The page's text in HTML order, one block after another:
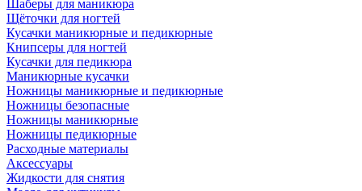
Шаберы для маникюра
Щёточки для ногтей
Кусачки маникюрные и педикюрные
Книпсеры для ногтей
Кусачки для педикюра
Маникюрные кусачки
Ножницы маникюрные и педикюрные
Ножницы безопасные
Ножницы маникюрные
Ножницы педикюрные
Расходные материалы
Аксессуары
Жидкости для снятия